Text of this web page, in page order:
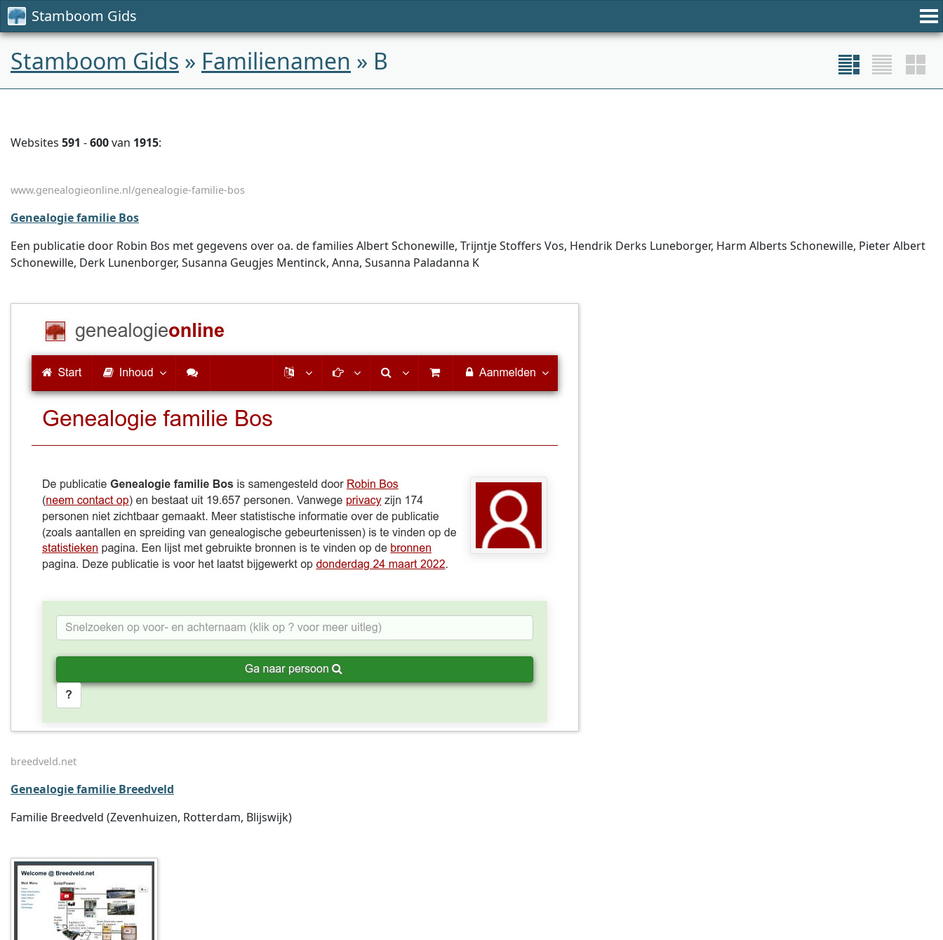
Stamboom Gids
Stamboom Gids » Familienamen » B
Websites 591 -600van 1915:
www.genealogieonline.nl/genealogie-familie-bos
Genealogie familie Bos
Een publicatie door Robin Bos met gegevens over oa. de families Albert Schonewille, Trijntje Stoffers Vos, Hendrik Derks Luneborger, Harm Alberts Schonewille, Pieter Albert
Schonewille, Derk Lunenborger, Susanna Geugjes Mentinck, Anna, Susanna Paladanna K
breedveld.net
Genealogie familie Breedveld
Familie Breedveld (Zevenhuizen, Rotterdam, Blijswijk)